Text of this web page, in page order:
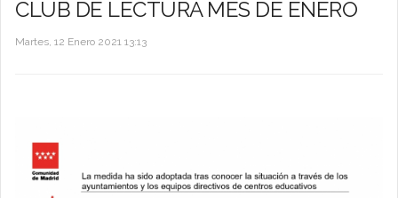
CLUB DE LECTURA MES DE ENERO
Martes, 12 Enero 2021 13:13